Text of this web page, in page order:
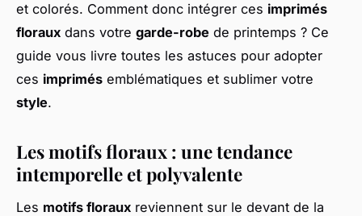
et colorés. Comment donc intégrer ces imprimés
floraux dans votre garde-robe de printemps ? Ce
guide vous livre toutes les astuces pour adopter
ces imprimés emblématiques et sublimer votre
style.
Les motifs floraux : une tendance
intemporelle et polyvalente
Les motifs floraux reviennent sur le devant de la